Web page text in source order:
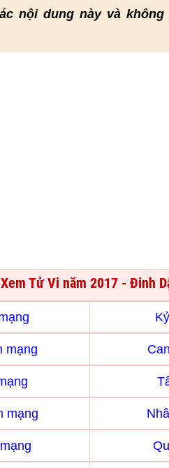
nội dung này và
Xem Tử Vi năm 2017 - Đinh
mạng
mạng